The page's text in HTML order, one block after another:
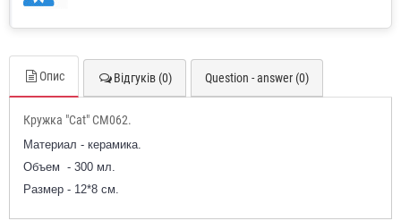
Опис Відгуків (0) Question - answer (0)
Кружка "Cat" CM062.
Материал - керамика.
Объем - 300 мл.
Размер - 12*8 см.